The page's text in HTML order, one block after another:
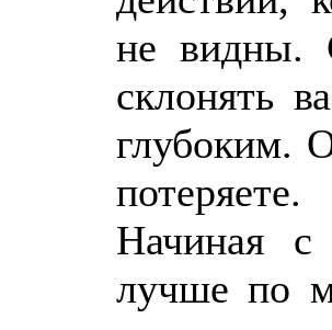
не видны.
склонять
глубоким.
потеряете.
Начиная
лучше по